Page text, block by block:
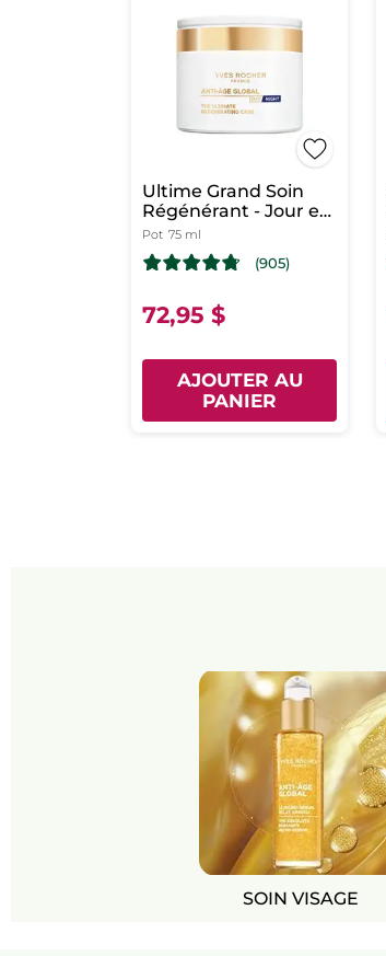
Ultime Grand Soin
Régénérant - Jour et
Nuit
Pot 75 ml
(905)
72,95 $
AJOUTER AU
PANIER
SOIN VISAGE